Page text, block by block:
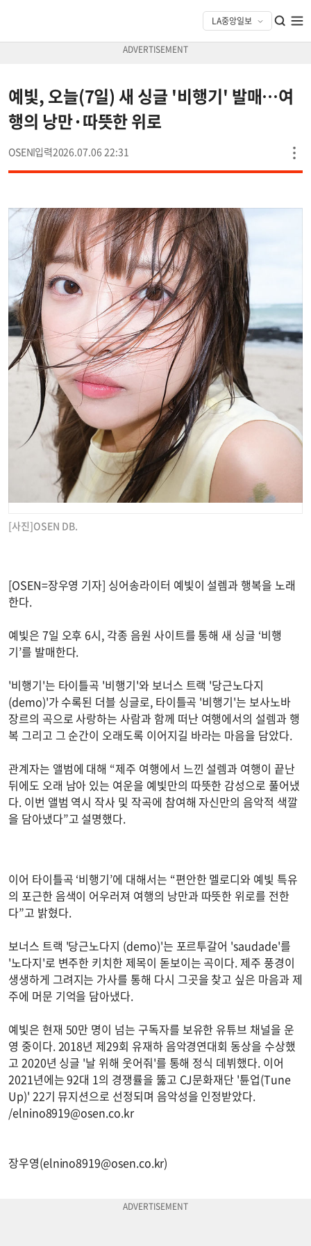
예빛, 오늘(7일) 새 싱글 '비행기' 발매…여
행의 낭만·따뜻한 위로
OSEN 2026.07.06 22:31
[사진]OSEN DB.
[OSEN=장우영 기자] 싱어송라이터 예빛이 설렘과 행복을 노래
한다.
예빛은 7일 오후 6시, 각종 음원 사이트를 통해 새 싱글 ‘비행
기’를 발매한다.
'비행기'는 타이틀곡 '비행기'와 보너스 트랙 '당근노다지
(demo)'가 수록된 더블 싱글로, 타이틀곡 '비행기'는 보사노바
장르의 곡으로 사랑하는 사람과 함께 떠난 여행에서의 설렘과 행
복 그리고 그 순간이 오래도록 이어지길 바라는 마음을 담았다.
관계자는 앨범에 대해 “제주 여행에서 느낀 설렘과 여행이 끝난
뒤에도 오래 남아 있는 여운을 예빛만의 따뜻한 감성으로 풀어냈
다. 이번 앨범 역시 작사 및 작곡에 참여해 자신만의 음악적 색깔
을 담아냈다”고 설명했다.
이어 타이틀곡 ‘비행기’에 대해서는 “편안한 멜로디와 예빛 특유
의 포근한 음색이 어우러져 여행의 낭만과 따뜻한 위로를 전한
다”고 밝혔다.
보너스 트랙 '당근노다지 (demo)'는 포르투갈어 'saudade'를
'노다지'로 변주한 키치한 제목이 돋보이는 곡이다. 제주 풍경이
생생하게 그려지는 가사를 통해 다시 그곳을 찾고 싶은 마음과 제
주에 머문 기억을 담아냈다.
예빛은 현재 50만 명이 넘는 구독자를 보유한 유튜브 채널을 운
영 중이다. 2018년 제29회 유재하 음악경연대회 동상을 수상했
고 2020년 싱글 '날 위해 웃어줘'를 통해 정식 데뷔했다. 이어
2021년에는 92대 1의 경쟁률을 뚫고 CJ문화재단 '튠업(Tune
Up)' 22기 뮤지션으로 선정되며 음악성을 인정받았다.
/elnino8919@osen.co.kr
장우영(elnino8919@osen.co.kr)